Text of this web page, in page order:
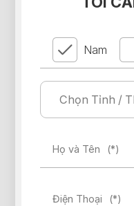
Nam
Họ và Tên (*)
Điện Thoại (*)